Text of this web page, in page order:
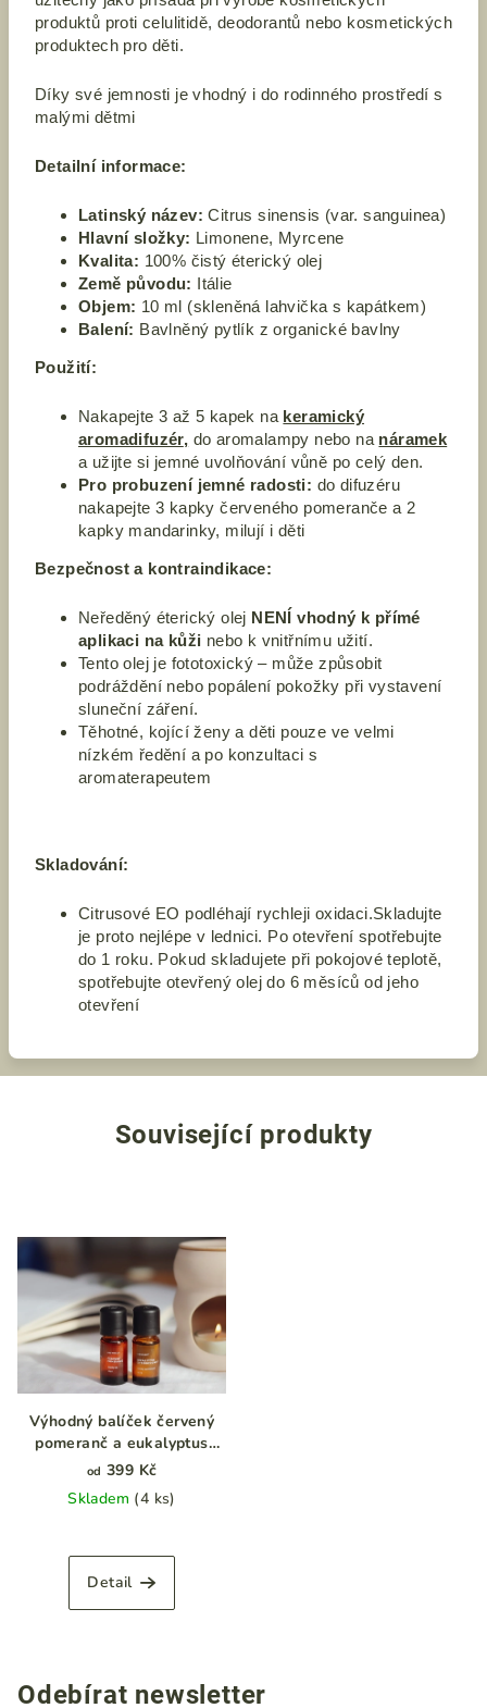
produktů proti celulitidě, deodorantů nebo kosmetických
produktech pro děti.
Díky své jemnosti je vhodný i do rodinného prostředí s
malými dětmi
Detailní informace:
Latinský název: Citrus sinensis (var. sanguinea)
Hlavní složky: Limonene, Myrcene
Kvalita: 100% čistý éterický olej
Země původu:
Itálie
Objem: 10 ml (skleněná lahvička s kapátkem)
Balení: Bavlněný pytlík z organické bavlny
Použití:
Nakapejte 3 až 5 kapek na keramický
aromadifuzér, do aromalampy nebo na náramek
a užijte si jemné uvolňování vůně po celý den.
Pro probuzení jemné radosti: do difuzéru
nakapejte 3 kapky červeného pomeranče a 2
kapky mandarinky, milují i děti
Bezpečnost a kontraindikace:
Neředěný éterický olej NENÍ vhodný k přímé
aplikaci na kůži nebo k vnitřnímu užití.
Tento olej je fototoxický – může způsobit
podráždění nebo popálení pokožky při vystavení
sluneční záření.
Těhotné, kojící ženy a děti pouze ve velmi
nízkém ředění a po konzultaci s
aromaterapeutem
Skladování:
Citrusové EO podléhají rychleji oxidaci.Skladujte
je proto nejlépe v lednici. Po otevření spotřebujte
do 1 roku. Pokud skladujete při pokojové teplotě,
spotřebujte otevřený olej do 6 měsíců od jeho
otevření
Související produkty
Výhodný balíček červený
pomeranč a eukalyptus
citronovonný
od 399 Kč
Skladem (4 ks)
Detail
Odebírat newsletter